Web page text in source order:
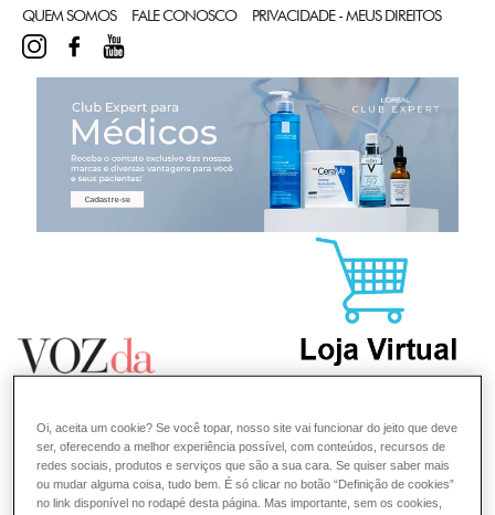
QUEM SOMOS FALE CONOSCO PRIVACIDADE - MEUS DIREITOS
INSTAGRAMFACEBOOK
Oi, aceita um cookie? Se você topar, nosso site vai funcionar do jeito que deve
ser, oferecendo a melhor experiência possível, com conteúdos, recursos de
redes sociais, produtos e serviços que são a sua cara. Se quiser saber mais
ou mudar alguma coisa, tudo bem. É só clicar no botão “Definição de cookies”
no link disponível no rodapé desta página. Mas importante, sem os cookies,